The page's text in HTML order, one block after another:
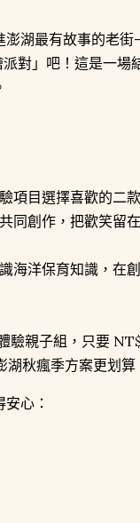
澎湖最有故事的老
對」吧！這是一場
項目選擇喜歡的二
同創作，把歡笑留
海洋保育知識，在
驗親子組，只要
秋瘋季方案更划算
心：